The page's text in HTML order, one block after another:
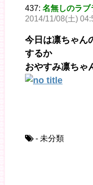
437: 名無しのラブ
2014/11/08(土)
今日は凛ちゃん
するか
おやすみ凛ちゃ
- 未分類